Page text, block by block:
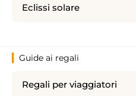
Eclissi solare
Guide ai regali
Regali per viaggiatori